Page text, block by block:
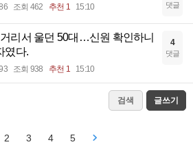
조회 462 추천 1 15:10 댓글
리서 울던 50대…신원 확인하니
였다.
조회 938 추천 1 15:10
4
댓글
검색 글쓰기
2 3 4 5